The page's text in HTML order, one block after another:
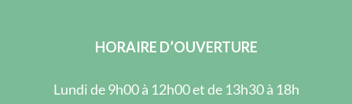
HORAIRE D’OUVERTURE
Lundi de 9h00 à 12h00 et de 13h30 à 18h